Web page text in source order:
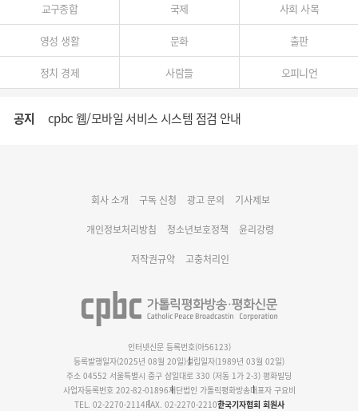
교구종합 국제 사회 사목
영성 생활 문화 출판
정치 경제 사람들 오피니언
공지 cpbc 웹/모바일 서비스 시스템 점검 안내
명동 미디어큐브 & 1898 미디어월 공모전 수상작 발표
회사 소개 구독 신청 광고 문의 기사제보
개인정보처리방침 청소년보호정책 윤리강령
저작권규약 고충처리인
인터넷신문 등록번호(아56123)
등록발행일자(2025년 08월 20일)설립일자(1989년 03월 02일)
주소 04552 서울특별시 중구 삼일대로 330 (저동 1가 2-3) 평화빌딩
사업자등록번호 202-82-01896재단법인 가톨릭평화방송대표자 구요비
TEL. 02-2270-2114FAX. 02-2270-2210한국기자협회 회원사